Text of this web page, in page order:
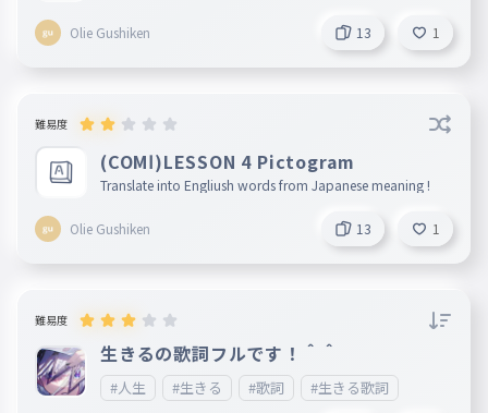
Olie Gushiken 13 1
難易度
(COMⅠ)LESSON 4 Pictogram
Translate into Engliush words from Japanese meaning !
Olie Gushiken 13 1
難易度
生きるの歌詞フルです！＾＾
#人生 #生きる #歌詞 #生きる歌詞